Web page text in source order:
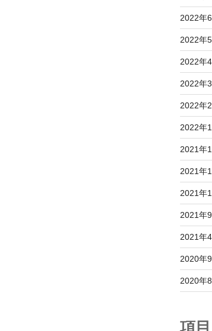
2022年
2022年
2022年
2022年
2022年
2022年
2021年
2021年
2021年
2021年
2021年
2020年
2020年
項目